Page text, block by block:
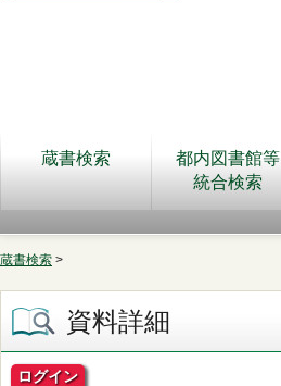
蔵書検索
都内図書館等
統合検索
蔵書検索 >
資料詳細
ログイン